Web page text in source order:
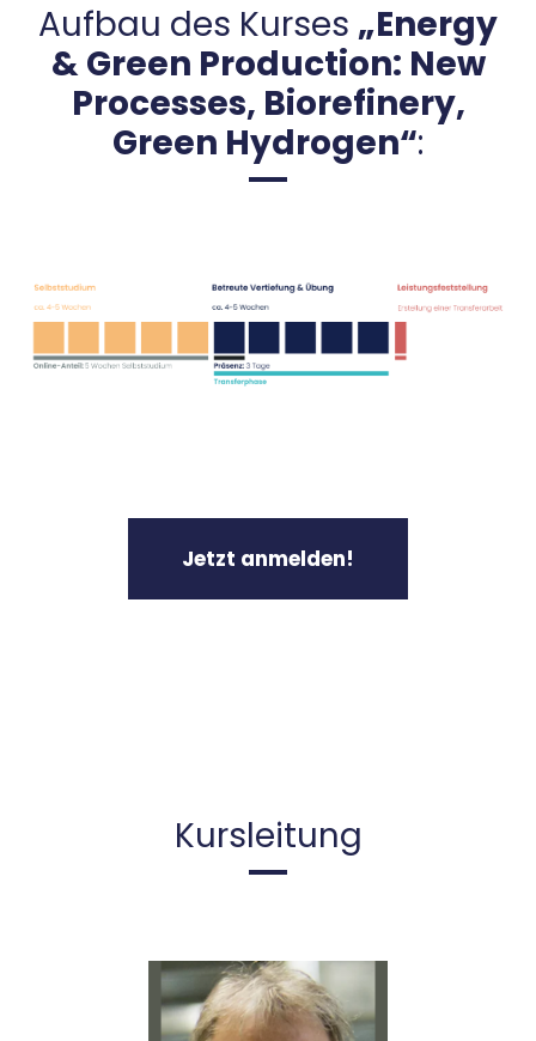
Aufbau des Kurses „Energy
& Green Production: New
Processes, Biorefinery,
Green Hydrogen“:
Jetzt anmelden!
Kursleitung